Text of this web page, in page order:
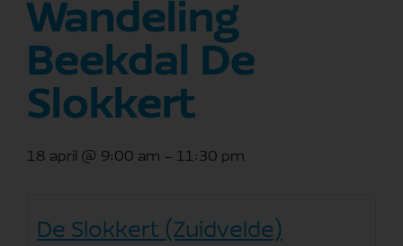
Wandeling
Beekdal De
Slokkert
18 april @ 9:00 am - 11:30 pm
De Slokkert (Zuidvelde)